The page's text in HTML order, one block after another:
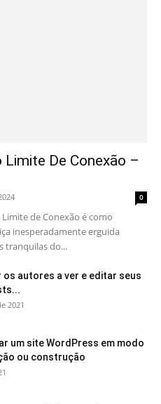
Limite De Conexão –
0
de Conexão é como
inesperadamente erguida
tranquilas do...
os autores a ver e editar seus
2021
um site WordPress em modo
ou construção